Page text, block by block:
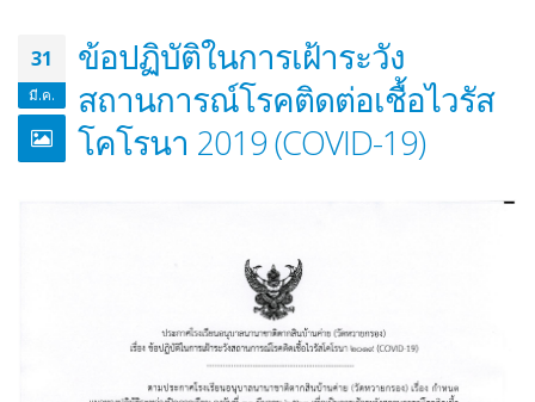
31
มี.ค.
ข้อปฏิบัติในการเฝ้าระวัง
สถานการณ์โรคติดต่อเชื้อไวรัส
โคโรนา 2019 (COVID-19)